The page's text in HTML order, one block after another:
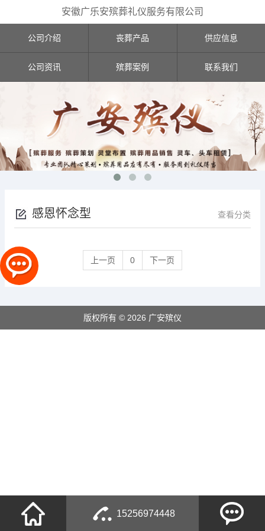
安徽广乐安殡葬礼仪服务有限公司
公司介绍 丧葬产品 供应信息
公司资讯 殡葬案例 联系我们
感恩怀念型 查看分类
上一页 0 下一页
版权所有 © 2026 广安殡仪
15256974448